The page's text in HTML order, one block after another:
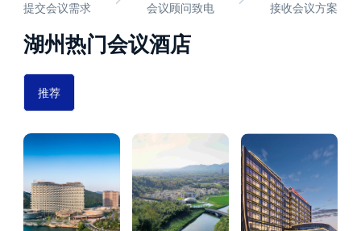
提交会议需求
会议顾问致电
接收会议方案
湖州热门会议酒店
推荐